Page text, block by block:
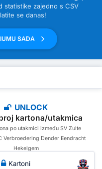
statistike zajedno s CSV
se danas!
SADA
UNLOCK
kartona/utakmica
po utakmici između SV Zulte
Verbroedering Dender Eendracht
Hekelgem
Kartoni